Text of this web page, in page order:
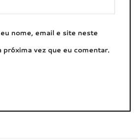
nome, email e site neste
próxima vez que eu comentar.